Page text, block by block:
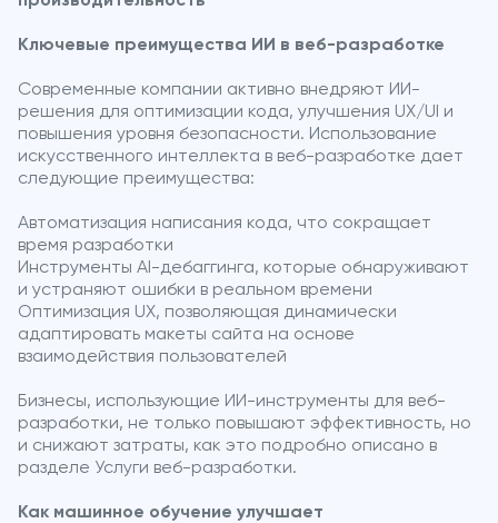
Ключевые преимущества ИИ в веб-разработке
Современные компании активно внедряют ИИ-
решения для оптимизации кода, улучшения UX/UI и
повышения уровня безопасности. Использование
искусственного интеллекта в веб-разработке дает
следующие преимущества:
Автоматизация написания кода, что сокращает
время разработки
Инструменты AI-дебаггинга, которые обнаруживают
и устраняют ошибки в реальном времени
Оптимизация UX, позволяющая динамически
адаптировать макеты сайта на основе
взаимодействия пользователей
Бизнесы, использующие ИИ-инструменты для веб-
разработки, не только повышают эффективность, но
и снижают затраты, как это подробно описано в
разделе Услуги веб-разработки.
Как машинное обучение улучшает